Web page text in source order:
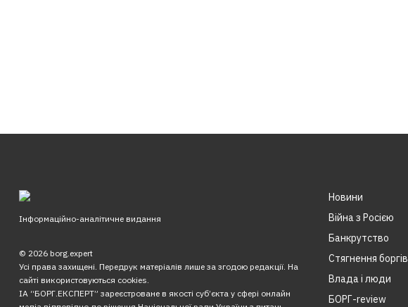
Інформаційно-аналітичне видання
© 2026 borg.expert
Усі права захищені. Передрук матеріалів лише за згодою редакції. На
сайті використовуються cookies.
ІА “БОРГ.ЕКСПЕРТ” зареєстроване в якості суб’єкта у сфері онлайн
Новини
Війна з Росією
Банкрутство
Стягнення боргiв
Влада i люди
БОРГ-review